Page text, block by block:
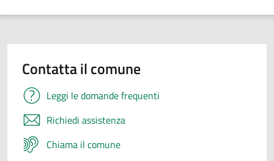
Contatta il comune
Leggi le domande frequenti
Richiedi assistenza
Chiama il comune